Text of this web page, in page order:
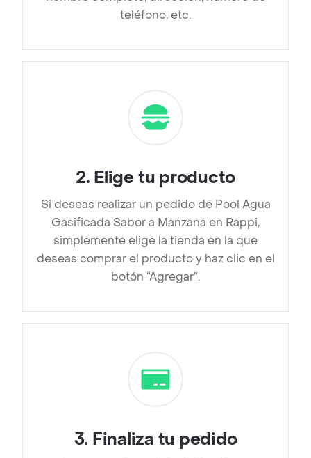
teléfono, etc.
2. Elige tu producto
Si deseas realizar un pedido de Pool Agua
Gasificada Sabor a Manzana en Rappi,
simplemente elige la tienda en la que
deseas comprar el producto y haz clic en el
botón “Agregar”.
3. Finaliza tu pedido